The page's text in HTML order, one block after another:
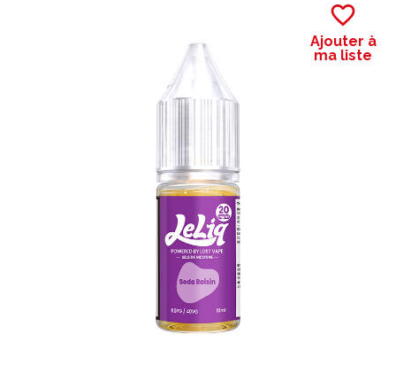
favorite_border
Ajouter à
ma liste